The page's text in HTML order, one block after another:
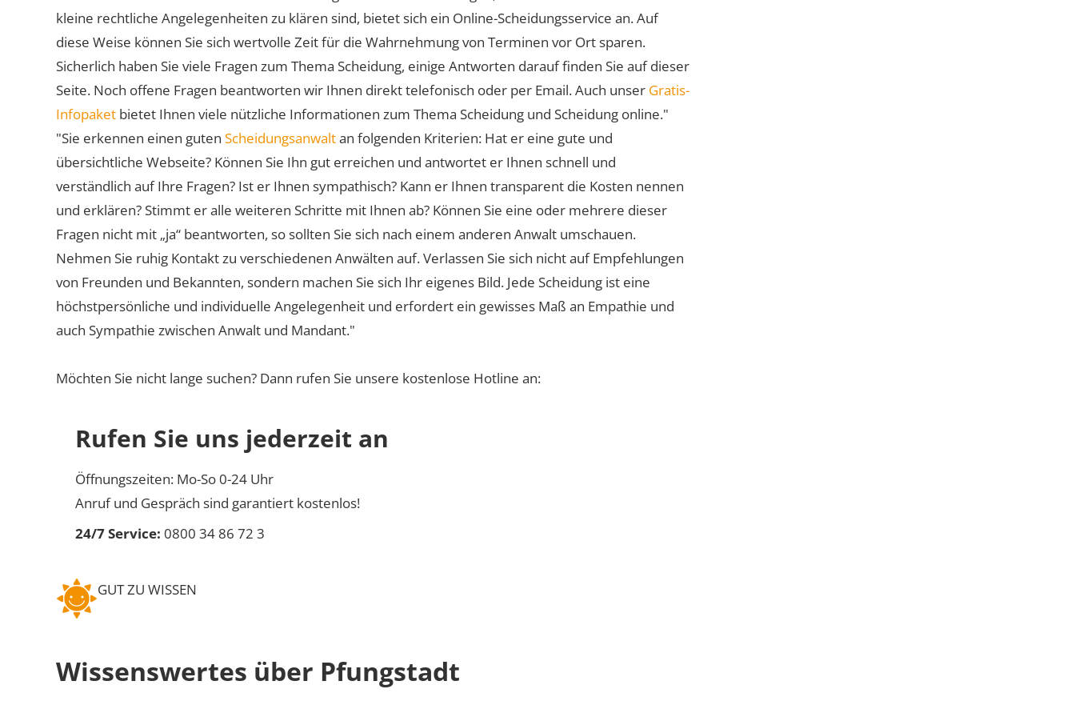
kleine rechtliche Angelegenheiten zu klären sind, bietet sich ein Online-Scheidungsservice an. Auf
diese Weise können Sie sich wertvolle Zeit für die Wahrnehmung von Terminen vor Ort sparen.
Sicherlich haben Sie viele Fragen zum Thema Scheidung, einige Antworten darauf finden Sie auf dieser
Seite. Noch offene Fragen beantworten wir Ihnen direkt telefonisch oder per Email. Auch unser Gratis-
Infopaket bietet Ihnen viele nützliche Informationen zum Thema Scheidung und Scheidung online."
"Sie erkennen einen guten Scheidungsanwaltan folgenden Kriterien: Hat er eine gute und
übersichtliche Webseite? Können Sie Ihn gut erreichen und antwortet er Ihnen schnell und
verständlich auf Ihre Fragen? Ist er Ihnen sympathisch? Kann er Ihnen transparent die Kosten nennen
und erklären? Stimmt er alle weiteren Schritte mit Ihnen ab? Können Sie eine oder mehrere dieser
Fragen nicht mit „ja“ beantworten, so sollten Sie sich nach einem anderen Anwalt umschauen.
Nehmen Sie ruhig Kontakt zu verschiedenen Anwälten auf. Verlassen Sie sich nicht auf Empfehlungen
von Freunden und Bekannten, sondern machen Sie sich Ihr eigenes Bild. Jede Scheidung ist eine
höchstpersönliche und individuelle Angelegenheit und erfordert ein gewisses Maß an Empathie und
auch Sympathie zwischen Anwalt und Mandant."
Möchten Sie nicht lange suchen? Dann rufen Sie unsere kostenlose Hotline an:
Rufen Sie uns jederzeit an
Öffnungszeiten: Mo-So 0-24 Uhr
Anruf und Gespräch sind garantiert kostenlos!
24/7 Service: 0800 34 86 72 3
GUT ZU WISSEN
Wissenswertes über Pfungstadt